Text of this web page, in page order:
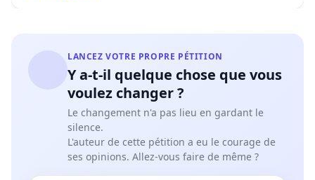
LANCEZ VOTRE PROPRE PÉTITION
Y a-t-il quelque chose que vous
voulez changer ?
Le changement n'a pas lieu en gardant le
silence.
L'auteur de cette pétition a eu le courage de
ses opinions. Allez-vous faire de même ?